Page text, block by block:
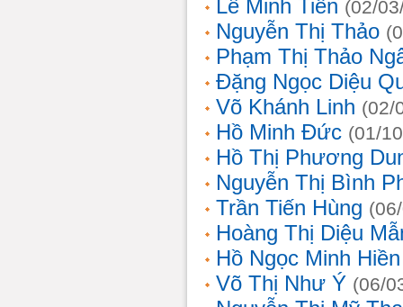
Lê Minh Tiến (02/
Nguyễn Thị Thảo
Phạm Thị Thảo
Đặng Ngọc Diệu
Võ Khánh Linh (02/
Hồ Minh Đức (01/
Hồ Thị Phương
Nguyễn Thị Bình
Trần Tiến Hùng
Hoàng Thị Diệu
Hồ Ngọc Minh Hiền
Võ Thị Như Ý (06/